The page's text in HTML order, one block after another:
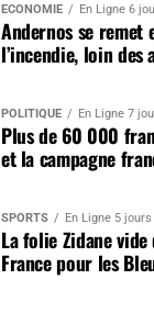
ÉCONOMIE En Ligne 6
Andernos se remet
l’incendie, loin des
POLITIQUE En Ligne 7
Plus de 60 000
et la campagne
SPORTS En Ligne 5 jours
La folie Zidane
France pour les